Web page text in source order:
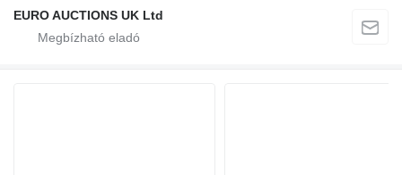
EURO AUCTIONS UK Ltd